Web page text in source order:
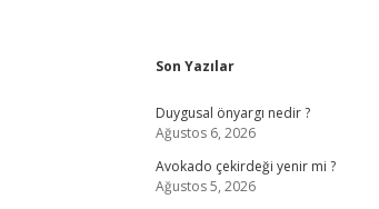
Sidebar
Son Yazılar
Duygusal önyargı nedir ?
Ağustos 6, 2026
Avokado çekirdeği yenir mi ?
Ağustos 5, 2026